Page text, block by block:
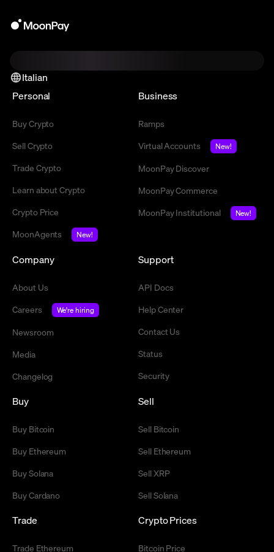
Italian
Personal
Buy Crypto
Sell Crypto
Trade Crypto
Learn about Crypto
Crypto Price
MoonAgents
New!
Business
Ramps
Virtual Accounts
New!
MoonPay Discover
MoonPay Commerce
MoonPay Institutional
New!
Company
About Us
Careers
We're hiring
Newsroom
Media
Changelog
Support
API Docs
Help Center
Contact Us
Status
Security
Buy
Buy Bitcoin
Buy Ethereum
Buy Solana
Buy Cardano
Sell
Sell Bitcoin
Sell Ethereum
Sell XRP
Sell Solana
Trade
Trade Ethereum
Crypto Prices
Bitcoin Price